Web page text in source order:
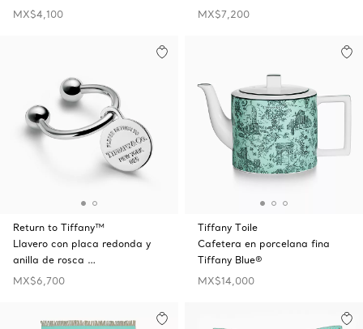
MX$4,100
MX$7,200
Return to Tiffany™
Llavero con placa redonda y
anilla de rosca …
MX$6,700
Tiffany Toile
Cafetera en porcelana fina
Tiffany Blue®
MX$14,000